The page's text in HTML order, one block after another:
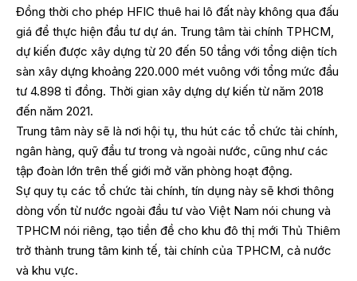
Đồng thời cho phép HFIC thuê hai lô đất này không qua đấu
giá để thực hiện đầu tư dự án. Trung tâm tài chính TPHCM,
dự kiến được xây dựng từ 20 đến 50 tầng với tổng diện tích
sàn xây dựng khoảng 220.000 mét vuông với tổng mức đầu
tư 4.898 tỉ đồng. Thời gian xây dựng dự kiến từ năm 2018
đến năm 2021.
Trung tâm này sẽ là nơi hội tụ, thu hút các tổ chức tài chính,
ngân hàng, quỹ đầu tư trong và ngoài nước, cũng như các
tập đoàn lớn trên thế giới mở văn phòng hoạt động.
Sự quy tụ các tổ chức tài chính, tín dụng này sẽ khơi thông
dòng vốn từ nước ngoài đầu tư vào Việt Nam nói chung và
TPHCM nói riêng, tạo tiền đề cho khu đô thị mới Thủ Thiêm
trở thành trung tâm kinh tế, tài chính của TPHCM, cả nước
và khu vực.